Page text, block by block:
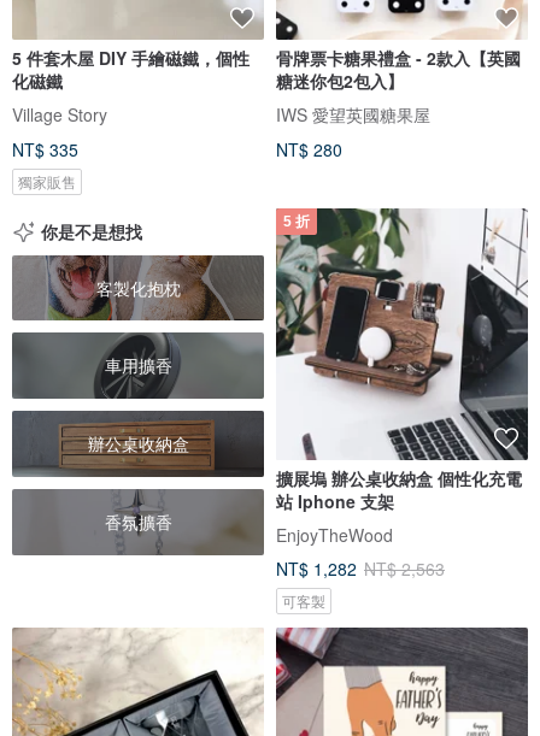
5 件套木屋 DIY 手繪磁鐵，個性
化磁鐵
Village Story
NT$ 335
獨家販售
骨牌票卡糖果禮盒 - 2款入【英國
糖迷你包2包入】
IWS 愛望英國糖果屋
NT$ 280
你是不是想找
客製化抱枕
車用擴香
辦公桌收納盒
香氛擴香
5 折
擴展塢 辦公桌收納盒 個性化充電
站 Iphone 支架
EnjoyTheWood
NT$ 1,282 NT$ 2,563
可客製